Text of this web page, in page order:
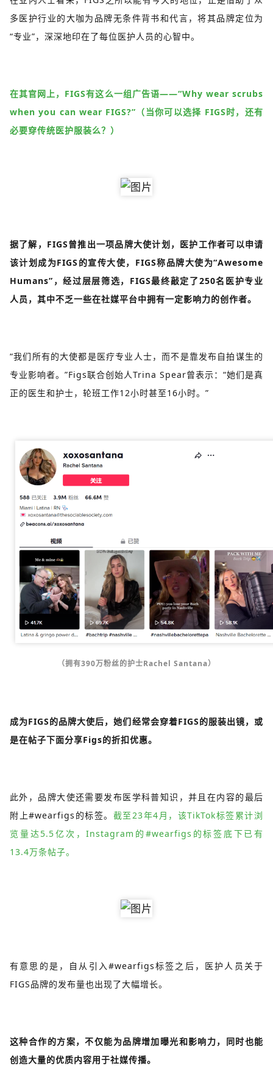
多医护行业的大咖为品牌无条件背书和代言，将其品牌定位为
“专业”，深深地印在了每位医护人员的心智中。
在其官网上，FIGS有这么一组广告语——“Why wear scrubs
when you can wear FIGS?”（当你可以选择 FIGS时，还有
必要穿传统医护服装么？）
据了解，FIGS曾推出一项品牌大使计划，医护工作者可以申请
该计划成为FIGS的宣传大使，FIGS称品牌大使为“Awesome
Humans”，经过层层筛选，FIGS最终敲定了250名医护专业
人员，其中不乏一些在社媒平台中拥有一定影响力的创作者。
“我们所有的大使都是医疗专业人士，而不是靠发布自拍谋生的
专业影响者。”Figs联合创始人Trina Spear曾表示：“她们是真
正的医生和护士，轮班工作12小时甚至16小时。”
（拥有390万粉丝的护士Rachel Santana）
成为FIGS的品牌大使后，她们经常会穿着FIGS的服装出镜，或
是在帖子下面分享Figs的折扣优惠。
此外，品牌大使还需要发布医学科普知识，并且在内容的最后
附上#wearfigs的标签。 截至23年4月，该TikTok标签累计浏
览量达5.5亿次，Instagram的#wearfigs的标签底下已有
13.4万条帖子。
有意思的是，自从引入#wearfigs标签之后，医护人员关于
FIGS品牌的发布量也出现了大幅增长。
这种合作的方案，不仅能为品牌增加曝光和影响力，同时也能
创造大量的优质内容用于社媒传播。